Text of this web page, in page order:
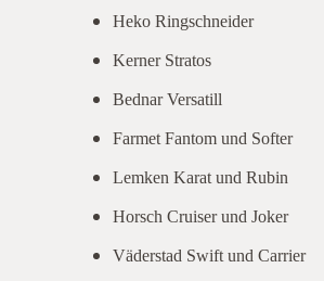
Heko Ringschneider
Kerner Stratos
Bednar Versatill
Farmet Fantom und Softer
Lemken Karat und Rubin
Horsch Cruiser und Joker
Väderstad Swift und Carrier